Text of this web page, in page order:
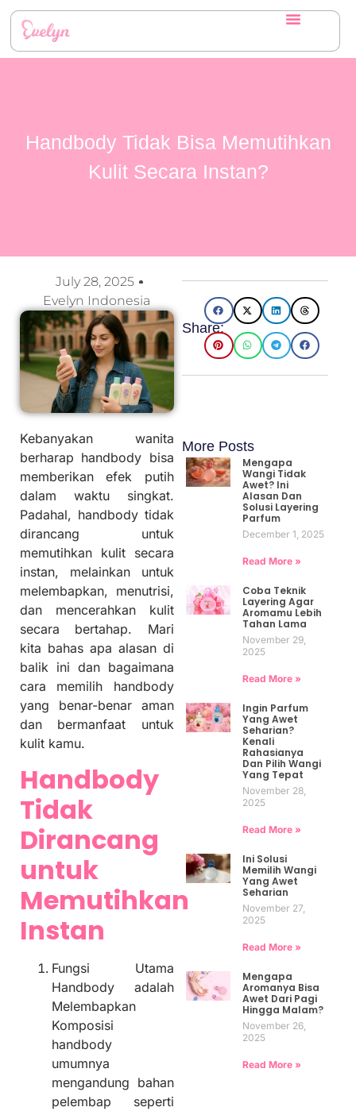
Handbody Tidak Bisa Memutihkan
Kulit Secara Instan?
July 28, 2025
Evelyn Indonesia
Kebanyakan wanita
berharap handbody bisa
memberikan efek putih
dalam waktu singkat.
Padahal, handbody tidak
dirancang untuk
memutihkan kulit secara
instan, melainkan untuk
melembapkan, menutrisi,
dan mencerahkan kulit
secara bertahap. Mari
kita bahas apa alasan di
balik ini dan bagaimana
cara memilih handbody
yang benar-benar aman
dan bermanfaat untuk
kulit kamu.
Handbody
Tidak
Dirancang
untuk
Memutihkan
Instan
Fungsi Utama
Handbody adalah
Melembapkan
Komposisi
handbody
umumnya
mengandung bahan
pelembap seperti
Share:
More Posts
Mengapa
Wangi Tidak
Awet? Ini
Alasan Dan
Solusi Layering
Parfum
December 1, 2025
Read More »
Coba Teknik
Layering Agar
Aromamu Lebih
Tahan Lama
November 29,
2025
Read More »
Ingin Parfum
Yang Awet
Seharian?
Kenali
Rahasianya
Dan Pilih Wangi
Yang Tepat
November 28,
2025
Read More »
Ini Solusi
Memilih Wangi
Yang Awet
Seharian
November 27,
2025
Read More »
Mengapa
Aromanya Bisa
Awet Dari Pagi
Hingga Malam?
November 26,
2025
Read More »